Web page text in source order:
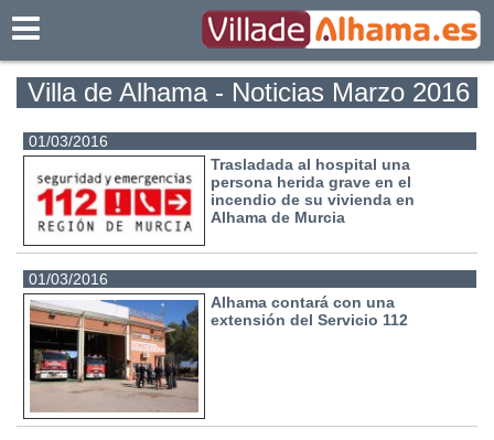
Villa de Alhama - Noticias Marzo 2016
01/03/2016
Trasladada al hospital una
persona herida grave en el
incendio de su vivienda en
Alhama de Murcia
01/03/2016
Alhama contará con una
extensión del Servicio 112